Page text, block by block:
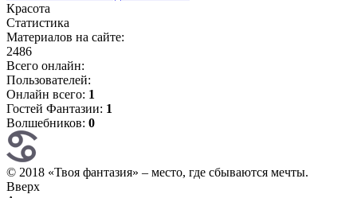
Красота
Статистика
Материалов на сайте:
2486
Всего онлайн:
Пользователей:
Онлайн всего: 1
Гостей Фантазии: 1
Волшебников: 0
© 2018 «Твоя фантазия» – место, где сбываются мечты.
Вверх